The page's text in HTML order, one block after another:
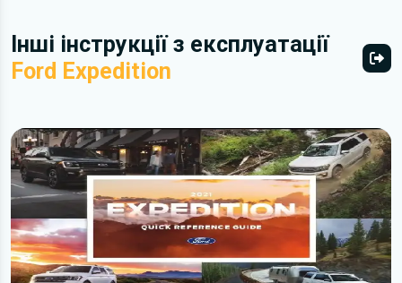
Інші інструкції з експлуатації
Ford Expedition
Всі